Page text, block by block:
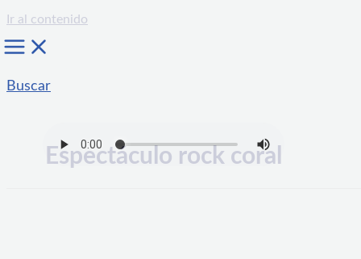
Ir al contenido
Buscar
Espectáculo rock coral